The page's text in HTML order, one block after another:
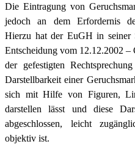
Die Eintragung von
jedoch an dem Erfordernis
Hierzu hat der EuGH in seiner
Entscheidung vom 12.12.2002
der gefestigten
Darstellbarkeit einer
sich mit Hilfe von Figuren,
darstellen lässt und diese
abgeschlossen, leicht
objektiv ist.